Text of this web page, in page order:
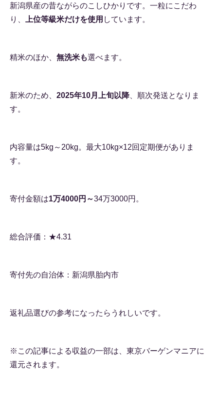
新潟県産の昔ながらのこしひかりです。一粒にこだわ
り、
上位等級米だけを使用 しています。
精米のほか、 無洗米も選べます。
新米のため、 2025年10月上旬以降 、順次発送となりま
す。
内容量は5kg～20kg。最大10kg×12回定期便がありま
す。
寄付金額は1万4000円～34万3000円。
総合評価：★4.31
寄付先の自治体：新潟県胎内市
返礼品選びの参考になったらうれしいです。
※この記事による収益の一部は、東京バーゲンマニアに
還元されます。